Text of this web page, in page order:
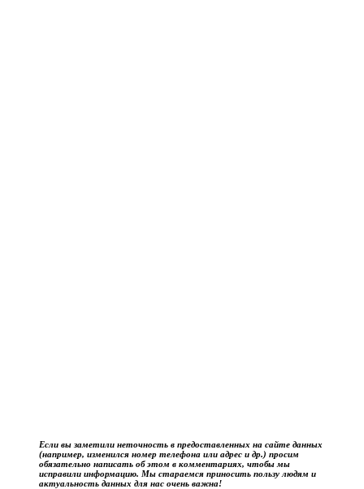
Если вы заметили неточность в предоставленных на сайте данных
(например, изменился номер телефона или адрес и др.) просим
обязательно написать об этом в комментариях, чтобы мы
исправили информацию. Мы стараемся приносить пользу людям и
актуальность данных для нас очень важна!